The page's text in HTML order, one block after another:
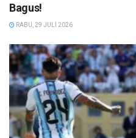
Bagus!
RABU, 29 JULI 2026